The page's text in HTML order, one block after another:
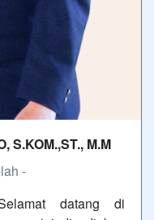
S.KOM.,ST., M.M
-
datang di